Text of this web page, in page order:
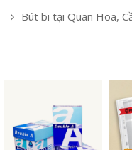
Bút bi tại Quan Hoa,